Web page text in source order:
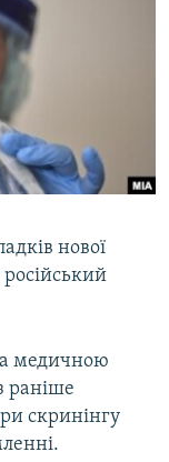
нової
російський
медичною
раніше
скринінгу